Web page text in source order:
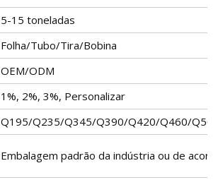
5-15 toneladas
Folha/Tubo/Tira/Bobina
OEM/ODM
1%, 2%, 3%, Personalizar
Q195/Q235/Q345/Q390/Q420/Q460/
Embalagem padrão da indústria ou de